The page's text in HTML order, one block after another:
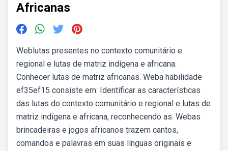
Africanas
Weblutas presentes no contexto comunitário e
regional e lutas de matriz indígena e africana.
Conhecer lutas de matriz africanas. Weba habilidade
ef35ef15 consiste em: Identificar as características
das lutas do contexto comunitário e regional e lutas de
matriz indígena e africana, reconhecendo as. Webas
brincadeiras e jogos africanos trazem cantos,
comandos e palavras em suas línguas originais e